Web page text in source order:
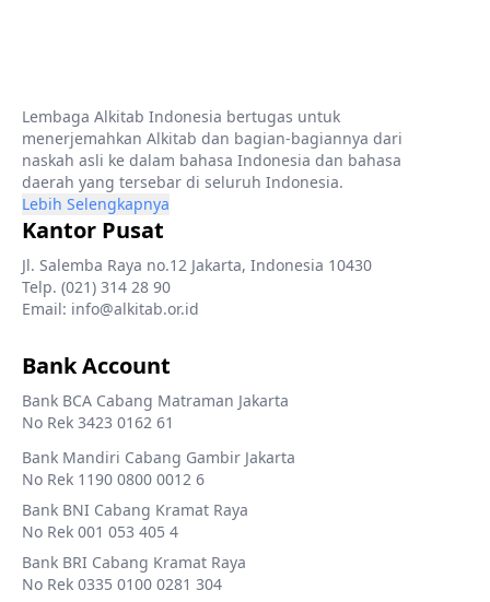
Lembaga Alkitab Indonesia bertugas untuk
menerjemahkan Alkitab dan bagian-bagiannya dari
naskah asli ke dalam bahasa Indonesia dan bahasa
daerah yang tersebar di seluruh Indonesia.
Lebih Selengkapnya
Kantor Pusat
Jl. Salemba Raya no.12 Jakarta, Indonesia 10430
Telp. (021) 314 28 90
Email: info@alkitab.or.id
Bank Account
Bank BCA Cabang Matraman Jakarta
No Rek 3423 0162 61
Bank Mandiri Cabang Gambir Jakarta
No Rek 1190 0800 0012 6
Bank BNI Cabang Kramat Raya
No Rek 001 053 405 4
Bank BRI Cabang Kramat Raya
No Rek 0335 0100 0281 304